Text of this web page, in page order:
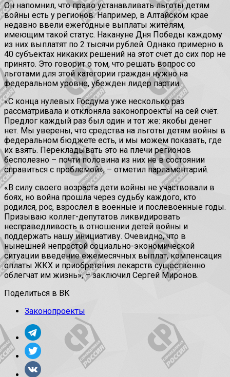
Он напомнил, что право устанавливать льготы детям
войны есть у регионов. Например, в Алтайском крае
недавно ввели ежегодные выплаты жителям,
имеющим такой статус. Накануне Дня Победы каждому
из них выплатят по 2 тысячи рублей. Однако примерно в
40 субъектах никаких решений на этот счёт до сих пор не
принято. Это говорит о том, что решать вопрос со
льготами для этой категории граждан нужно на
федеральном уровне, убежден лидер партии.
«С конца нулевых Госдума уже несколько раз
рассматривала и отклоняла законопроекты на сей счёт.
Предлог каждый раз был один и тот же: якобы денег
нет. Мы уверены, что средства на льготы детям войны в
федеральном бюджете есть, и мы можем показать, где
их взять. Перекладывать это на плечи регионов
бесполезно – почти половина из них не в состоянии
справиться с проблемой», – отметил парламентарий.
«В силу своего возраста дети войны не участвовали в
боях, но война прошла через судьбу каждого, кто
родился, рос, взрослел в военные и послевоенные годы.
Призываю коллег-депутатов ликвидировать
несправедливость в отношении детей войны и
поддержать нашу инициативу. Очевидно, что в
нынешней непростой социально-экономической
ситуации введение ежемесячных выплат, компенсация
оплаты ЖКХ и приобретения лекарств существенно
облегчат им жизнь», – заключил Сергей Миронов.
Поделиться в ВК
Законопроекты